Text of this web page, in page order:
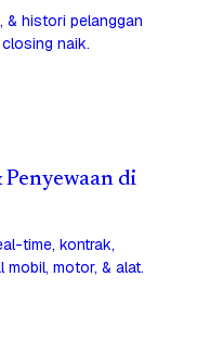
& histori pelanggan
naik.
Penyewaan di
time, kontrak,
motor, & alat.